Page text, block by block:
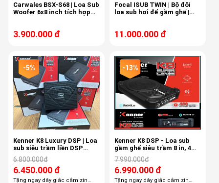
Carwales BSX-S68 | Loa Sub
Woofer 6x8 inch tích hợp
3.900.000 đ
Focal ISUB TWIN | Bộ đôi
loa sub hơi để gầm ghế |
11.000.000 đ
-5%
Kenner K8 Luxury DSP | Loa
sub siêu trầm liền DSP
Kenner, 4 kênh âm ly
6.800.000đ
6.450.000 đ
Tặng ngay dây giắc cắm zin
-13%
Kenner K8 DSP - Loa sub
gầm ghế siêu trầm 8 in, 4
kênh âm ly, DSP 6 kênh
7.990.000đ
6.990.000 đ
Tặng ngay dây giắc cắm zin